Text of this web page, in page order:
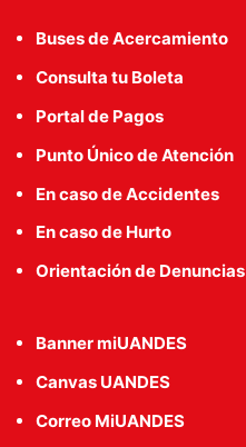
Buses de Acercamiento
Consulta tu Boleta
Portal de Pagos
Punto Único de Atención
En caso de Accidentes
En caso de Hurto
Orientación de Denuncias
Banner miUANDES
Canvas UANDES
Correo MiUANDES